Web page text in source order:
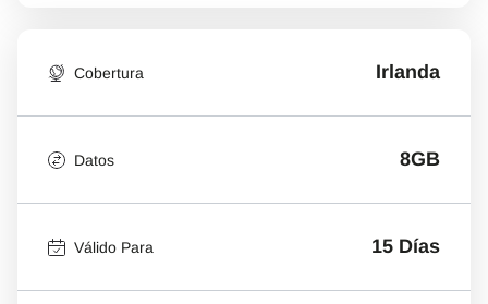
Cobertura Irlanda
Datos 8GB
Válido Para 15 Días